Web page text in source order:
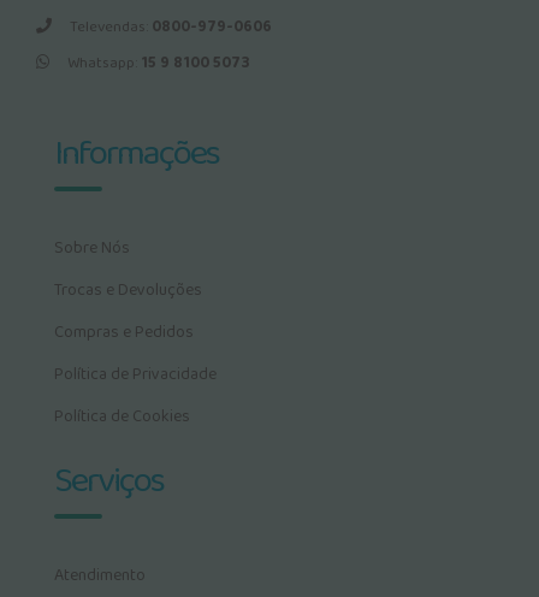
Televendas: 0800-979-0606
Whatsapp: 15 9 8100 5073
Informações
Sobre Nós
Trocas e Devoluções
Compras e Pedidos
Política de Privacidade
Política de Cookies
Serviços
Atendimento